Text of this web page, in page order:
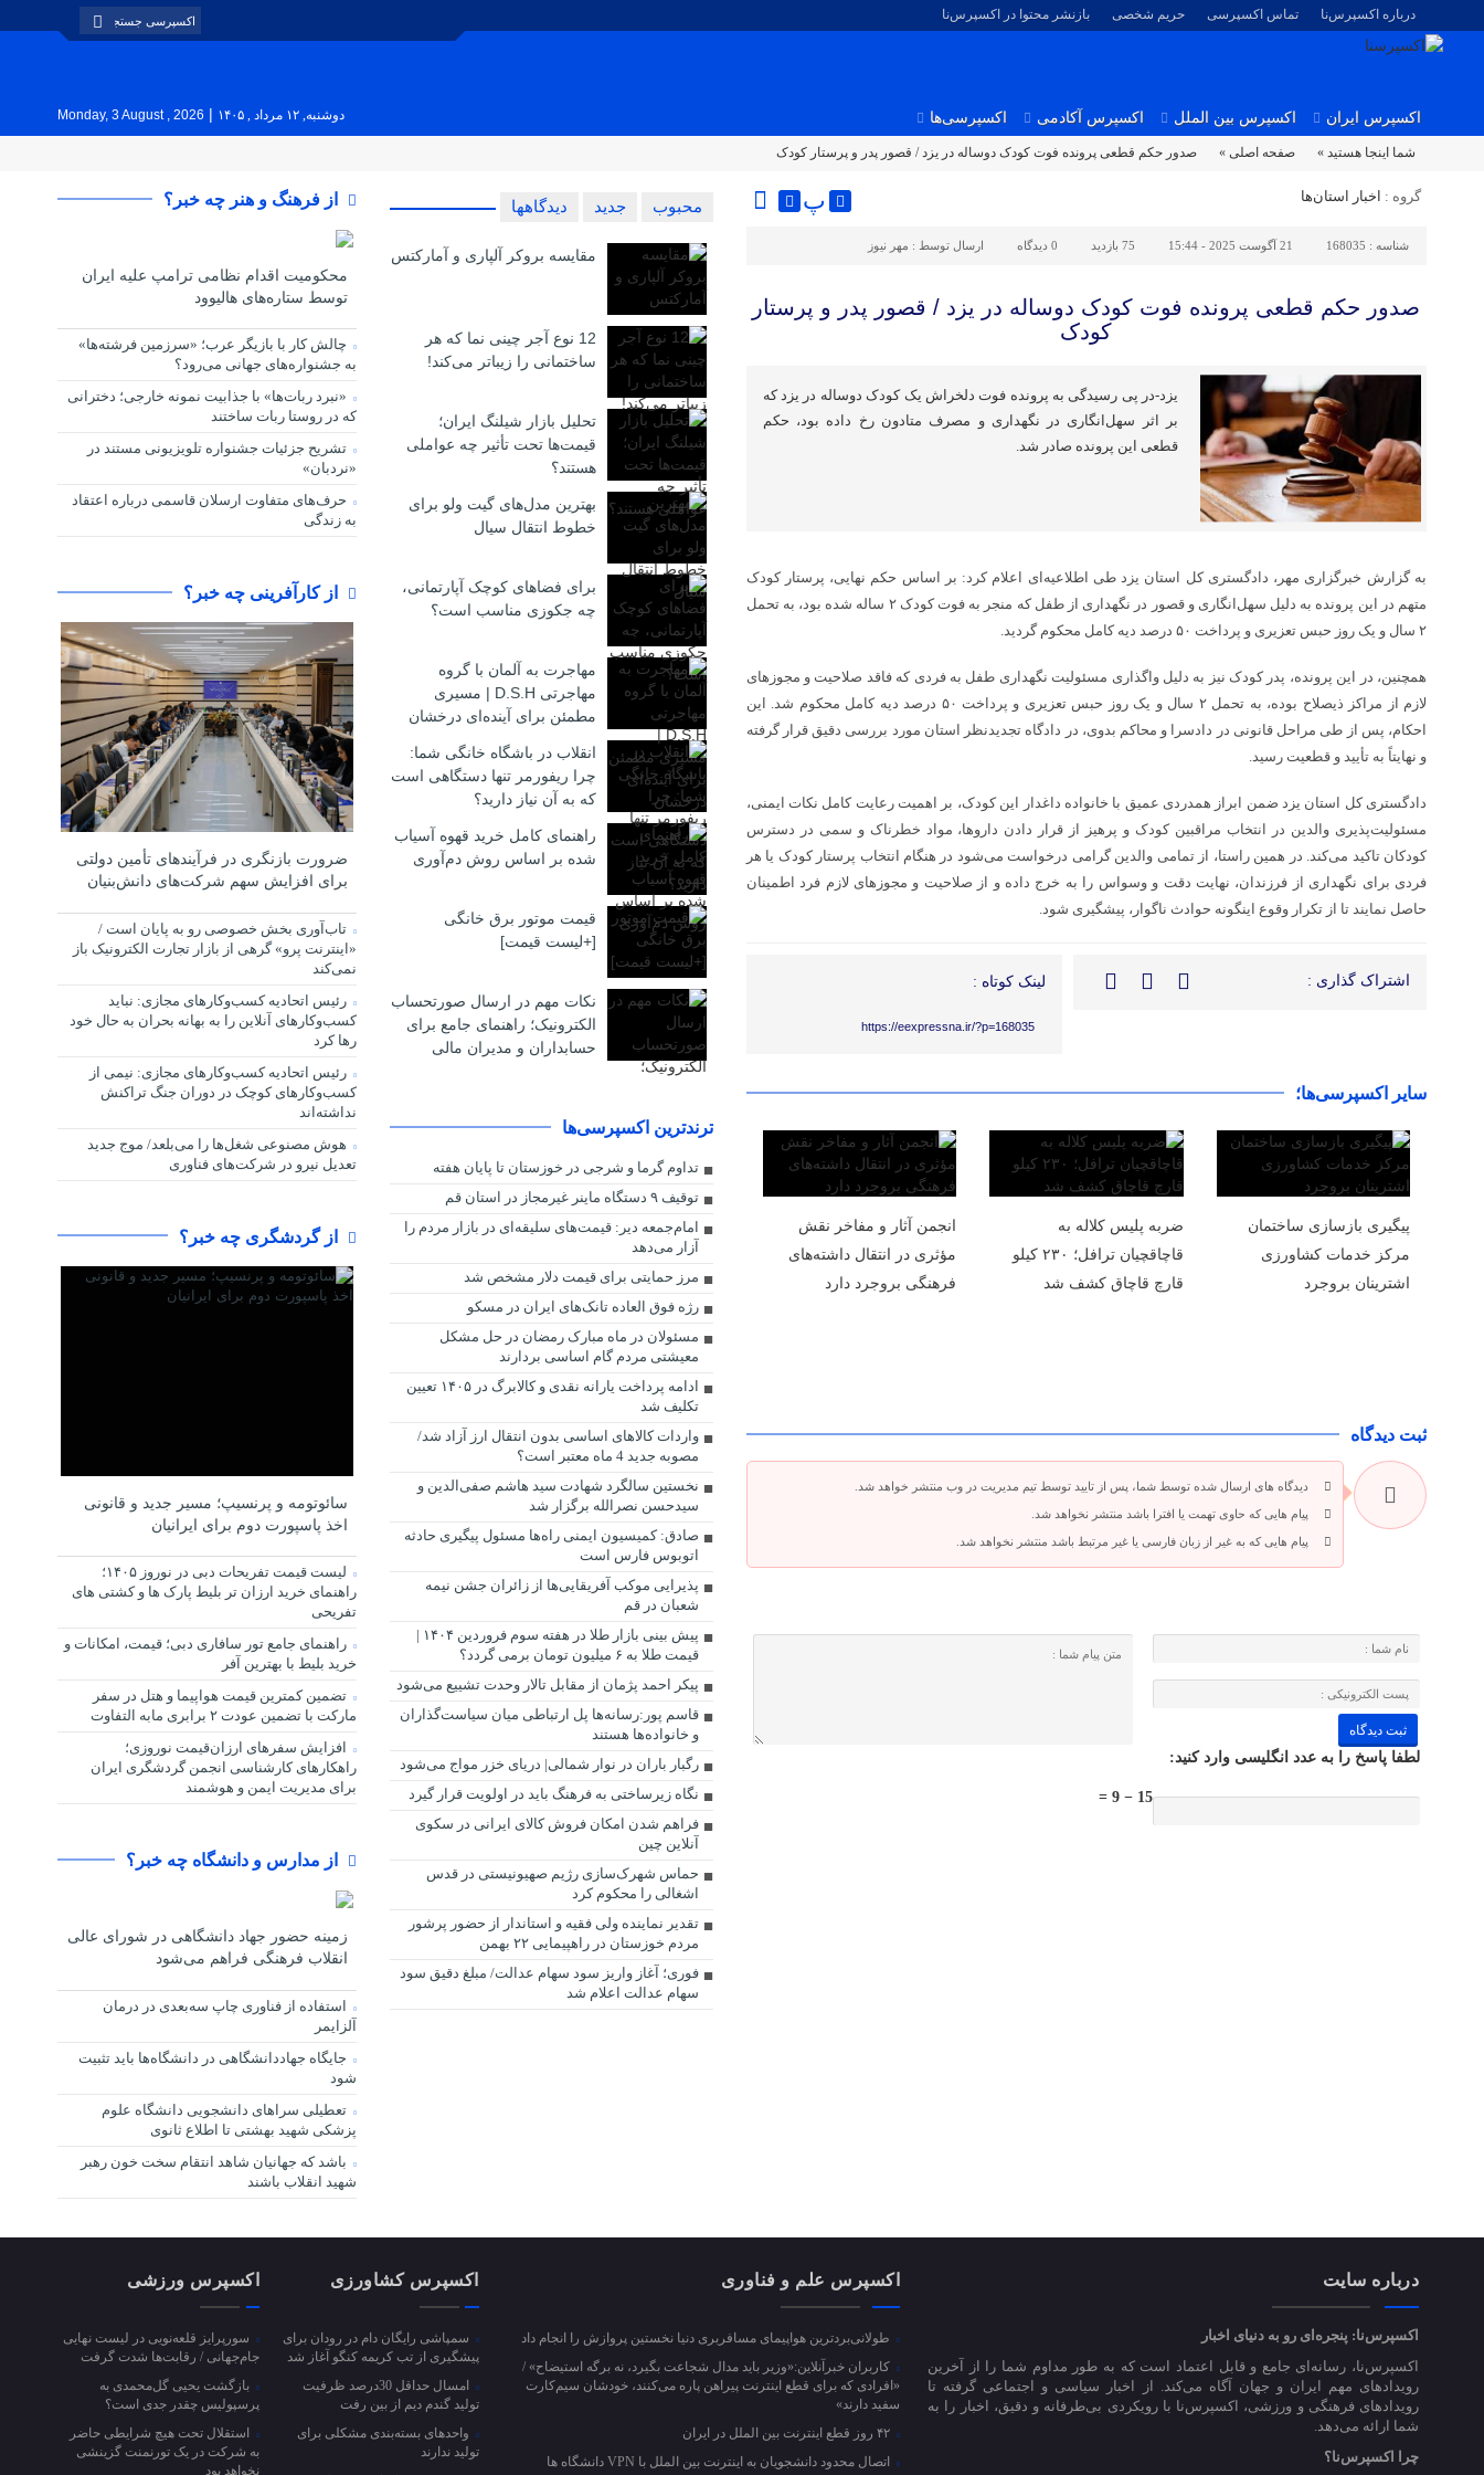
درباره اکسپرس‌نا تماس اکسپرسی حریم شخصی بازنشر محتوا در اکسپرس‌نا
اکسپرس ایران اکسپرس بین الملل اکسپرس آکادمی اکسپرسی‌ها دوشنبه, ۱۲ مرداد , ۱۴۰۵ |
Monday, 3 August , 2026
شما اینجا هستید » صفحه اصلی » صدور حکم قطعی پرونده فوت کودک دوساله در یزد / قصور پدر و پرستار کودک
گروه : اخبار استان‌ها پ
شناسه : 168035 21 آگوست 2025 - 15:44 75 بازدید 0 دیدگاه ارسال توسط : مهر نیوز
صدور حکم قطعی پرونده فوت کودک دوساله در یزد / قصور پدر و پرستار
کودک
یزد-در پی رسیدگی به پرونده فوت دلخراش یک کودک دوساله در یزد که
بر اثر سهل‌انگاری در نگهداری و مصرف متادون رخ داده بود، حکم
قطعی این پرونده صادر شد.
به گزارش خبرگزاری مهر، دادگستری کل استان یزد طی اطلاعیه‌ای اعلام کرد: بر اساس حکم نهایی، پرستار کودک
متهم در این پرونده به دلیل سهل‌انگاری و قصور در نگهداری از طفل که منجر به فوت کودک ۲ ساله شده بود، به تحمل
۲ سال و یک روز حبس تعزیری و پرداخت ۵۰ درصد دیه کامل محکوم گردید.
همچنین، در این پرونده، پدر کودک نیز به دلیل واگذاری مسئولیت نگهداری طفل به فردی که فاقد صلاحیت و مجوزهای
لازم از مراکز ذیصلاح بوده، به تحمل ۲ سال و یک روز حبس تعزیری و پرداخت ۵۰ درصد دیه کامل محکوم شد. این
احکام، پس از طی مراحل قانونی در دادسرا و محاکم بدوی، در دادگاه تجدیدنظر استان مورد بررسی دقیق قرار گرفته
و نهایتاً به تأیید و قطعیت رسید.
دادگستری کل استان یزد ضمن ابراز همدردی عمیق با خانواده داغدار این کودک، بر اهمیت رعایت کامل نکات ایمنی،
مسئولیت‌پذیری والدین در انتخاب مراقبین کودک و پرهیز از قرار دادن داروها، مواد خطرناک و سمی در دسترس
کودکان تاکید می‌کند. در همین راستا، از تمامی والدین گرامی درخواست می‌شود در هنگام انتخاب پرستار کودک یا هر
فردی برای نگهداری از فرزندان، نهایت دقت و وسواس را به خرج داده و از صلاحیت و مجوزهای لازم فرد اطمینان
حاصل نمایند تا از تکرار وقوع اینگونه حوادث ناگوار، پیشگیری شود.
اشتراک گذاری : لینک کوتاه :
https://eexpressna.ir/?p=168035
سایر اکسپرسی‌ها؛
پیگیری بازسازی ساختمان
مرکز خدمات کشاورزی
اشترینان بروجرد
ضربه پلیس کلاله به
قاچاقچیان ترافل؛ ۲۳۰ کیلو
قارچ قاچاق کشف شد
انجمن آثار و مفاخر نقش
مؤثری در انتقال داشته‌های
فرهنگی بروجرد دارد
ثبت دیدگاه
دیدگاه های ارسال شده توسط شما، پس از تایید توسط تیم مدیریت در وب منتشر خواهد شد.
پیام هایی که حاوی تهمت یا افترا باشد منتشر نخواهد شد.
پیام هایی که به غیر از زبان فارسی یا غیر مرتبط باشد منتشر نخواهد شد.
لطفا پاسخ را به عدد انگلیسی وارد کنید:
15 − 9 =
محبوب جدید دیدگاهها
مقایسه بروکر آلپاری و آمارکتس
12 نوع آجر چینی نما که هر
ساختمانی را زیباتر می‌کند!
تحلیل بازار شیلنگ ایران؛
قیمت‌ها تحت تأثیر چه عواملی
هستند؟
بهترین مدل‌های گیت ولو برای
خطوط انتقال سیال
برای فضاهای کوچک آپارتمانی،
چه جکوزی مناسب است؟
مهاجرت به آلمان با گروه
مهاجرتی D.S.H | مسیری
مطمئن برای آینده‌ای درخشان
انقلاب در باشگاه خانگی شما:
چرا ریفورمر تنها دستگاهی است
که به آن نیاز دارید؟
راهنمای کامل خرید قهوه آسیاب
شده بر اساس روش دم‌آوری
قیمت موتور برق خانگی
[+لیست قیمت]
نکات مهم در ارسال صورتحساب
الکترونیک؛ راهنمای جامع برای
حسابداران و مدیران مالی
ترندترین اکسپرسی‌ها
تداوم گرما و شرجی در خوزستان تا پایان هفته
توقیف ۹ دستگاه ماینر غیرمجاز در استان قم
امام‌جمعه دیر: قیمت‌های سلیقه‌ای در بازار مردم را
آزار می‌دهد
مرز حمایتی برای قیمت دلار مشخص شد
رژه فوق العاده تانک‌های ایران در مسکو
مسئولان در ماه مبارک رمضان در حل مشکل
معیشتی مردم گام اساسی بردارند
ادامه پرداخت یارانه نقدی و کالابرگ در ۱۴۰۵ تعیین
تکلیف شد
واردات کالاهای اساسی بدون انتقال ارز آزاد شد/
مصوبه جدید 4 ماه معتبر است؟
نخستین سالگرد شهادت سید هاشم صفی‌الدین و
سیدحسن نصرالله برگزار شد
صادق: کمیسیون ایمنی راه‌ها مسئول پیگیری حادثه
اتوبوس فارس است
پذیرایی موکب آفریقایی‌ها از زائران جشن نیمه
شعبان در قم
پیش بینی بازار طلا در هفته سوم فروردین ۱۴۰۴ |
قیمت طلا به ۶ میلیون تومان برمی گردد؟
پیکر احمد پژمان از مقابل تالار وحدت تشییع می‌شود
قاسم پور:رسانه‌ها پل ارتباطی میان سیاست‌گذاران
و خانواده‌ها هستند
رگبار باران در نوار شمالی| دریای خزر مواج می‌شود
نگاه زیرساختی به فرهنگ باید در اولویت قرار گیرد
فراهم شدن امکان فروش کالای ایرانی در سکوی
آنلاین چین
حماس شهرک‌سازی رژیم صهیونیستی در قدس
اشغالی را محکوم کرد
تقدیر نماینده ولی فقیه و استاندار از حضور پرشور
مردم خوزستان در راهپیمایی ۲۲ بهمن
فوری؛ آغاز واریز سود سهام عدالت/ مبلغ دقیق سود
سهام عدالت اعلام شد
از فرهنگ و هنر چه خبر؟
محکومیت اقدام نظامی ترامپ علیه ایران
توسط ستاره‌های هالیوود
چالش کار با بازیگر عرب؛ «سرزمین فرشته‌ها»
به جشنواره‌های جهانی می‌رود؟
«نبرد ربات‌ها» با جذابیت نمونه خارجی؛ دخترانی
که در روستا ربات ساختند
تشریح جزئیات جشنواره‌ تلویزیونی مستند در
«نردبان»
حرف‌های متفاوت ارسلان قاسمی درباره اعتقاد
به زندگی
از کارآفرینی چه خبر؟
ضرورت بازنگری در فرآیندهای تأمین دولتی
برای افزایش سهم شرکت‌های دانش‌بنیان
تاب‌آوری بخش خصوصی رو به پایان است /
«اینترنت پرو» گرهی از بازار تجارت الکترونیک باز
نمی‌کند
رئیس اتحادیه کسب‌وکارهای مجازی: نباید
کسب‌وکارهای آنلاین را به بهانه بحران به حال خود
رها کرد
رئیس اتحادیه کسب‌وکارهای مجازی: نیمی از
کسب‌وکارهای کوچک در دوران جنگ‌ تراکنش
نداشته‌اند
هوش مصنوعی شغل‌ها را می‌بلعد/ موج جدید
تعدیل نیرو در شرکت‌های فناوری
از گردشگری چه خبر؟
سائوتومه و پرنسیپ؛ مسیر جدید و قانونی
اخذ پاسپورت دوم برای ایرانیان
لیست قیمت تفریحات دبی در نوروز ۱۴۰۵؛
راهنمای خرید ارزان تر بلیط پارک ها و کشتی های
تفریحی
راهنمای جامع تور سافاری دبی؛ قیمت، امکانات و
خرید بلیط با بهترین آفر
تضمین کمترین قیمت هواپیما و هتل در سفر
مارکت با تضمین عودت ۲ برابری مابه التفاوت
افزایش سفرهای ارزان‌قیمت نوروزی؛
راهکارهای کارشناسی انجمن گردشگری ایران
برای مدیریت ایمن و هوشمند
از مدارس و دانشگاه چه خبر؟
زمینه حضور جهاد دانشگاهی در شورای عالی
انقلاب فرهنگی فراهم می‌شود
استفاده از فناوری چاپ سه‌بعدی در درمان
آلزایمر
جایگاه جهاددانشگاهی در دانشگاه‌ها باید تثبیت
شود
تعطیلی سراهای دانشجویی دانشگاه علوم
پزشکی شهید بهشتی تا اطلاع ثانوی
باشد که جهانیان شاهد انتقام سخت خون رهبر
شهید انقلاب باشند
درباره سایت
اکسپرس‌نا: پنجره‌ای رو به دنیای اخبار
اکسپرس‌نا، رسانه‌ای جامع و قابل اعتماد است که به طور مداوم شما را از آخرین
رویدادهای مهم ایران و جهان آگاه می‌کند. از اخبار سیاسی و اجتماعی گرفته تا
رویدادهای فرهنگی و ورزشی، اکسپرس‌نا با رویکردی بی‌طرفانه و دقیق، اخبار را به
شما ارائه می‌دهد.
چرا اکسپرس‌نا؟
اکسپرس علم و فناوری
طولانی‌بردترین هواپیمای مسافربری دنیا نخستین پروازش را انجام داد
کاربران خبرآنلاین:«وزیر باید مدال شجاعت بگیرد، نه برگه استیضاح» /
«افرادی که برای قطع اینترنت پیراهن پاره می‌کنند، خودشان سیم‌کارت
سفید دارند»
اتصال محدود دانشجویان به اینترنت بین الملل با VPN دانشگاه ها
اکسپرس کشاورزی
سمپاشی رایگان دام در رودان برای
پیشگیری از تب کریمه کنگو آغاز شد
امسال حداقل 30درصد ظرفیت
تولید گندم دیم از بین رفت
واحد‌های بسته‌بندی مشکلی برای
تولید ندارند
اکسپرس ورزشی
سورپرایز قلعه‌نویی در لیست نهایی
جام‌جهانی / رقابت‌ها شدت گرفت
بازگشت یحیی گل‌محمدی به
پرسپولیس چقدر جدی است؟
استقلال تحت هیچ شرایطی حاضر
به شرکت در یک تورنمنت گزینشی
نخواهد بود